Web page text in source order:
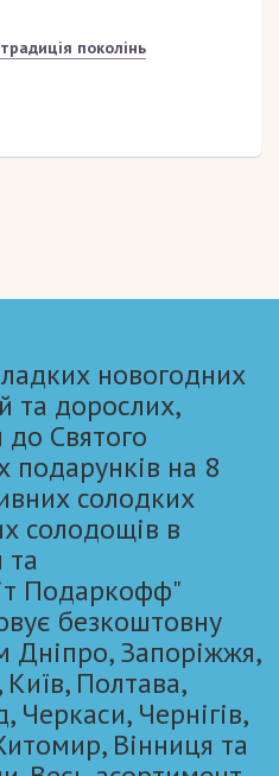
поколінь
новогодних
та дорослих,
до Святого
подарунків на 8
солодких
солодощів в
та
Подаркофф"
безкоштовну
Дніпро, Запоріжжя,
Київ, Полтава,
Черкаси, Чернігів,
Вінниця та